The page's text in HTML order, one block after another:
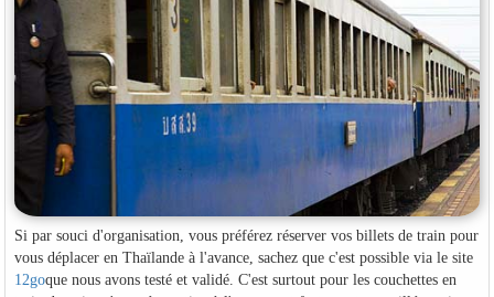
Si par souci d'organisation, vous préférez réserver vos billets de train pour
vous déplacer en Thaïlande à l'avance, sachez que c'est possible via le site
12goque nous avons testé et validé. C'est surtout pour les couchettes en